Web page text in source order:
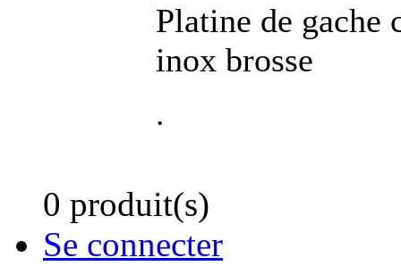
Platine de gache
inox brosse
.
0 produit(s)
Se connecter